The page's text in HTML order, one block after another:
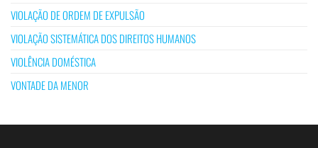
VIOLAÇÃO DE ORDEM DE EXPULSÃO
VIOLAÇÃO SISTEMÁTICA DOS DIREITOS HUMANOS
VIOLÊNCIA DOMÉSTICA
VONTADE DA MENOR